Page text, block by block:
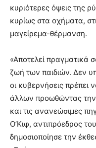
κυριότερες όψεις της
κυρίως στα οχήματα,
μαγείρεμα-θέρμανση.
«Αποτελεί πραγματικά
ζωή των παιδιών. Δεν
οι κυβερνήσεις
άλλων προωθώντας την
και τις ανανεώσιμες
Ο’Κιφ, αντιπρόεδρος
δημοσιοποίησε την